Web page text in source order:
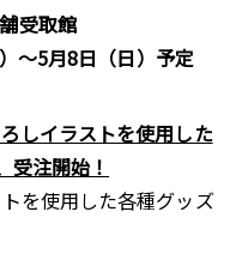
受取館
～5月8日（日）予定
しイラストを使用した
受注開始！
を使用した各種グッズ